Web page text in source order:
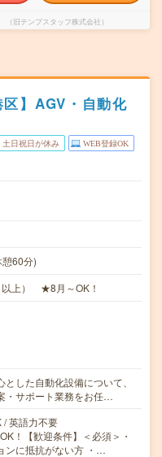
旧テンプスタッフ株式会社）
区】AGV・自動化
土日祝日が休み WEB登録OK
60分)
以上） ★8月～OK！
した自動化設備について、
・サポート業務をお任…
/ 英語力不要
！【歓迎条件】＜必須＞・
ンに抵抗がない方 ・…